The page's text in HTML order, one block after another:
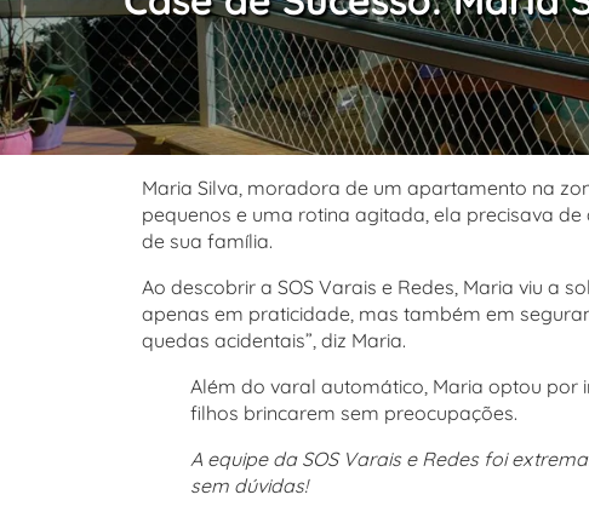
Maria Silva, moradora de um apartamento na
pequenos e uma rotina agitada, ela precisava
de sua família.
Ao descobrir a SOS Varais e Redes, Maria viu a
apenas em praticidade, mas também em
quedas acidentais”, diz Maria.
Além do varal automático, Maria optou
filhos brincarem sem preocupações.
A equipe da SOS Varais e Redes foi
sem dúvidas!